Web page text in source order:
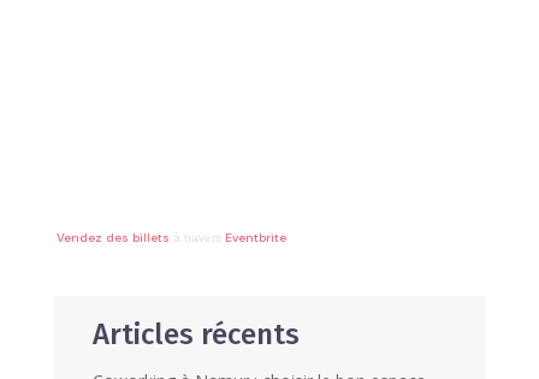
Vendez des billets à travers Eventbrite
Articles récents